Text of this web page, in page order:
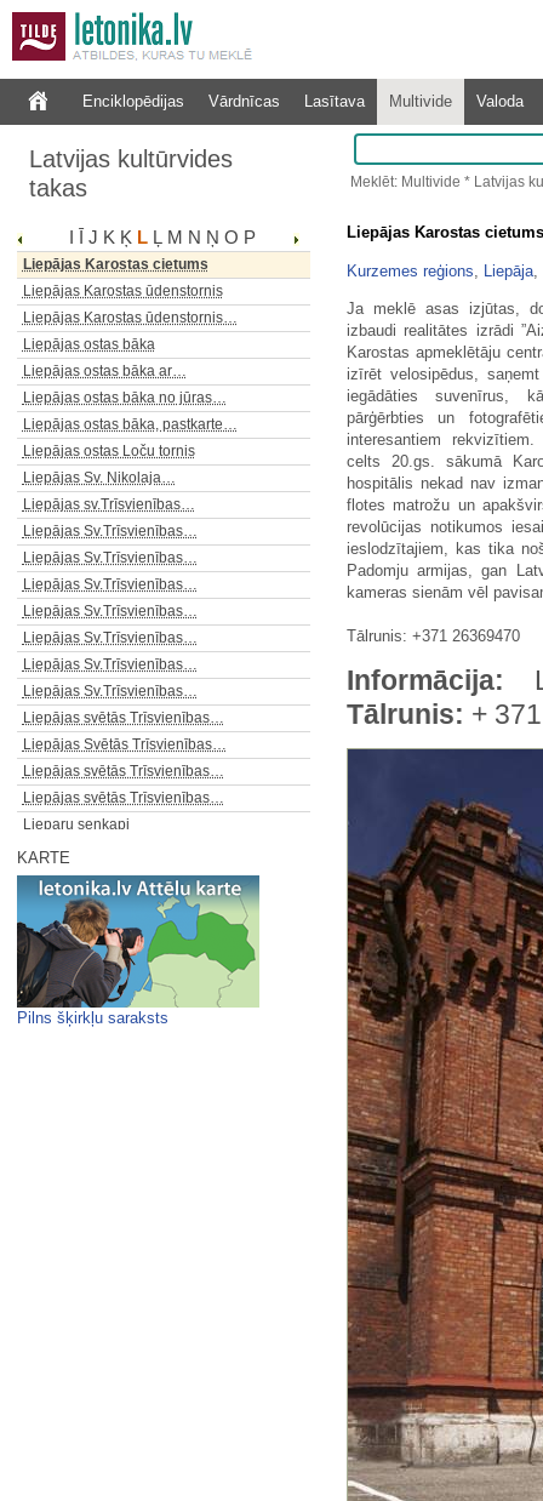
Enciklopēdijas Vārdnīcas Lasītava Multivide Valoda
Latvijas kultūrvides
takas
J K Ķ L Ļ M N Ņ O P
Lielais Boļānu akmens
Lielais Zaļās kāpas loks
Lielauces ezera laivu bāze
Lielbērsteles dabas parks
Liepājas himnas tēlu skulptūras
Liepājas kaķi
Liepājas Karosta un cietoksnis
Liepājas Karostas cietums
Liepājas Karostas ūdenstornis
Liepājas Karostas ūdenstornis…
Liepājas ostas bāka
Liepājas ostas bāka ar…
Liepājas ostas bāka no jūras…
Liepājas ostas bāka, pastkarte…
Liepājas ostas Loču tornis
Liepājas Sv. Nikolaja…
Liepājas sv.Trīsvienības…
Liepājas Sv.Trīsvienības…
Liepājas Sv.Trīsvienības…
Liepājas Sv.Trīsvienības…
Liepājas Sv.Trīsvienības…
Liepājas Sv.Trīsvienības…
Liepājas Sv.Trīsvienības…
Liepājas Sv.Trīsvienības…
Liepājas svētās Trīsvienības…
Liepājas Svētās Trīsvienības…
Liepājas svētās Trīsvienības…
Liepājas svētās Trīsvienības…
Lieparu senkapi
Liepiņu kalns
Līgatnes fabrika - Rīgas…
Līgatnes kultūras nams - m/f…
Līna Kuģe
Livonijas ordeņa Siguldas pils
Loču torņa ieejas fasāde ar…
Ložmetējkalns
KARTE
Pilns šķirkļu saraksts
Meklēt: Multivide * Latvijas
Liepājas Karostas cietums
Kurzemes reģions Liepāja,
Ja meklē asas izjūtas,
izbaudi realitātes izrādi
Karostas apmeklētāju
izīrēt velosipēdus,
iegādāties suvenīrus,
pārģērbties un
interesantiem
celts 20.gs. sākumā
hospitālis nekad nav
flotes matrožu un
revolūcijas notikumos
ieslodzītajiem, kas tika
Padomju armijas, gan
kameras sienām vēl
Tālrunis: +371 26369470
Informācija:
Tālrunis: +